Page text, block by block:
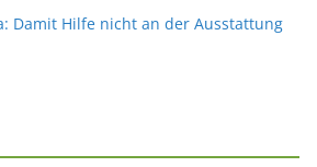
Damit Hilfe nicht an der Ausstattung